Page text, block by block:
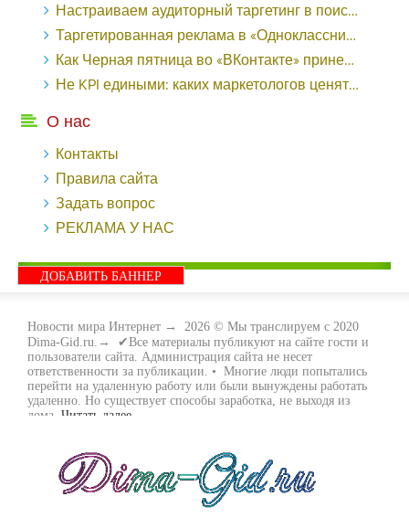
Настраиваем аудиторный таргетинг в поисковой кампании Google Ads - «Заработок»
Таргетированная реклама в «Одноклассниках»: как ее настроить и нужно ли - «Заработок»
Как Черная пятница во «ВКонтакте» принесла магазину подарков 221 продажу по цене 38 рублей - «Заработок»
Не KPI едиными: каких маркетологов ценят - «Заработок»
О нас
Контакты
Правила сайта
Задать вопрос
РЕКЛАМА У НАС
ДОБАВИТЬ БАННЕР
Новости мира Интернет → 2026 © Мы транслируем с 2020
Dima-Gid.ru.→ ✔Все материалы публикуют на сайте гости и
пользователи сайта. Администрация сайта не несет
ответственности за публикации. • Многие люди попытались
перейти на удаленную работу или были вынуждены работать
удаленно. Но существует способы заработка, не выходя из
дома. Читать далее...
много. Все зависит только от вас, чем вы хотите заняться и, что
вам придётся по душе. Наш сайт собирает для вас всю
полезную информацию и новые виды заработка которые
появляются на просторах интернета каждый день. Просто